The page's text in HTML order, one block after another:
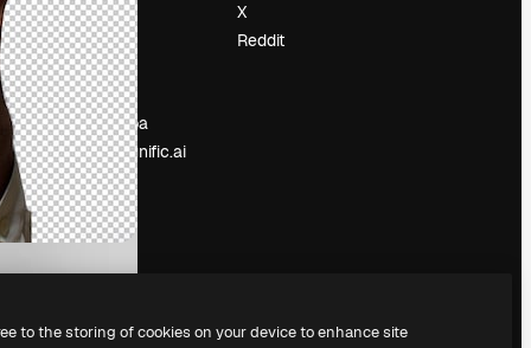
Eventi
Slidesgo
Vendi i tuoi
contenuti
Sala stampa
Cerchi magnific.ai
X
Reddit
to the storing of cookies on your device to enhance site